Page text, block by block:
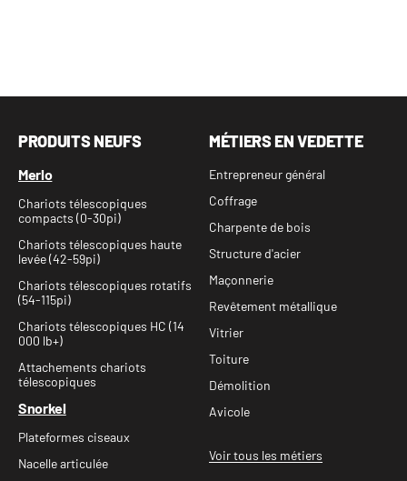
PRODUITS NEUFS
Merlo
Chariots télescopiques
compacts (0-30pi)
Chariots télescopiques haute
levée (42-59pi)
Chariots télescopiques rotatifs
(54-115pi)
Chariots télescopiques HC (14
000 lb+)
Attachements chariots
télescopiques
Snorkel
Plateformes ciseaux
Nacelle articulée
MÉTIERS EN VEDETTE
Entrepreneur général
Coffrage
Charpente de bois
Structure d'acier
Maçonnerie
Revêtement métallique
Vitrier
Toiture
Démolition
Avicole
Voir tous les métiers